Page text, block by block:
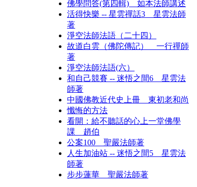
佛學問答(第四輯) 如本法師講述
活得快樂 -- 星雲禪話3 星雲法師
著
淨空法師法語（二十四）
故道白雲（佛陀傳記） 一行禪師
著
淨空法師法語(六）
和自己競賽 -- 迷悟之間6 星雲法
師著
中國佛教近代史上冊 東初老和尚
懺悔的方法
看開：給不聽話的心上一堂佛學
課 趙伯
公案100 聖嚴法師著
人生加油站 -- 迷悟之間5 星雲法
師著
步步蓮華 聖嚴法師著